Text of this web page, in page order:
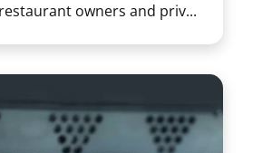
owners and priv...